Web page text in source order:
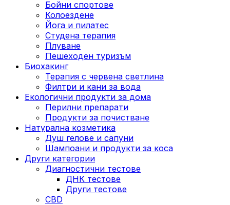
Бойни спортове
Колоездене
Йога и пилатес
Студена терапия
Плуване
Пешеходен туризъм
Биохакинг
Терапия с червена светлина
Филтри и кани за вода
Екологични продукти за дома
Перилни препарати
Продукти за почистване
Натурална козметика
Душ гелове и сапуни
Шампоани и продукти за коса
Други категории
Диагностични тестове
ДНК тестове
Други тестове
CBD